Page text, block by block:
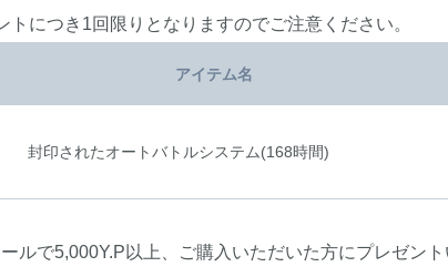
につき1回限りとなりますのでご注意ください。
アイテム名
封印されたオートバトルシステム(168時間)
ルで5,000Y.P以上、ご購入いただいた方にプレゼント